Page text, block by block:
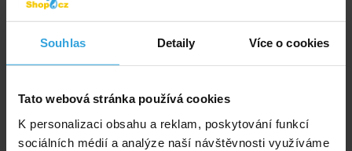
Souhlas Detaily Více o cookies
Tato webová stránka používá cookies
K personalizaci obsahu a reklam, poskytování funkcí
sociálních médií a analýze naší návštěvnosti využíváme